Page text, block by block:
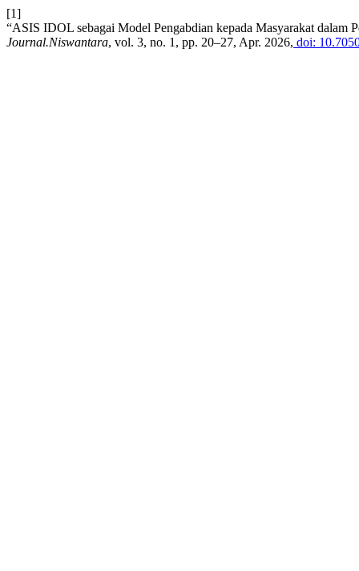
[1]
“ASIS IDOL sebagai Model Pengabdian kepada Masyarakat dalam
Journal.Niswantara, vol. 3, no. 1, pp. 20–27, Apr. 2026, doi: